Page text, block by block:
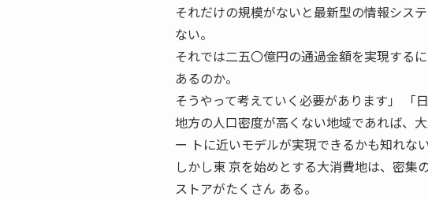
それだけの規模がないと最新型の情報シス
ない。
それでは二五〇億円の通過金額を実現する
あるのか。
そうやって考えていく必要があります」 「
地方の人口密度が高くない地域であれば、
ー トに近いモデルが実現できるかも知れない
しかし東 京を始めとする大消費地は、密
ストアがたくさん ある。